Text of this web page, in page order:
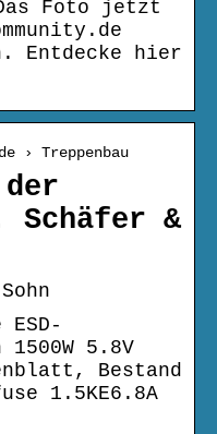
Foto jetzt
Entdecke hier
› Treppenbau
Schäfer &
5.8V
Bestand
1.5KE6.8A